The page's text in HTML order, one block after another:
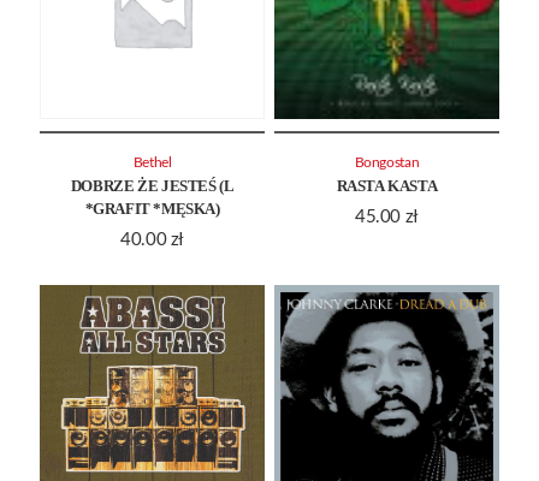
DOBRZE ŻE JESTEŚ (L
*GRAFIT *MĘSKA)
40.00 zł
Bethel
RASTA KASTA
45.00 zł
Bongostan